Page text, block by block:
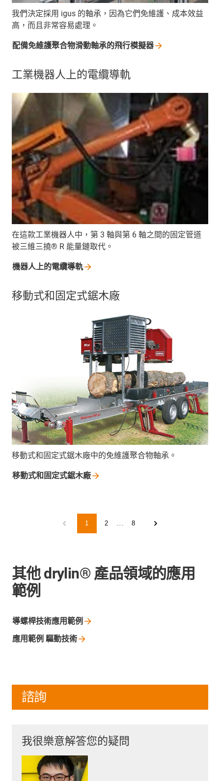
我們決定採用 igus 的軸承，因為它們免維護、成本效益
高，而且非常容易處理。
配備免維護聚合物滑動軸承的飛行模擬器
工業機器人上的電纜導軌
在這款工業機器人中，第 3 軸與第 6 軸之間的固定管道
被三維三撓® R 能量鏈取代。
機器人上的電纜導軌
移動式和固定式鋸木廠
移動式和固定式鋸木廠中的免維護聚合物軸承。
移動式和固定式鋸木廠
1 2 ... 8
其他 drylin® 產品領域的應用
範例
導螺桿技術應用範例
應用範例 驅動技術
諮詢
我很樂意解答您的疑問